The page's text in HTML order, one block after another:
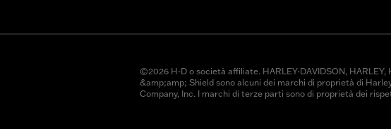
©2026 H-D o società affiliate. HARLEY-DAVIDSON, HARLEY,
&amp;amp; Shield sono alcuni dei marchi di proprietà di
Company, Inc. I marchi di terze parti sono di proprietà dei